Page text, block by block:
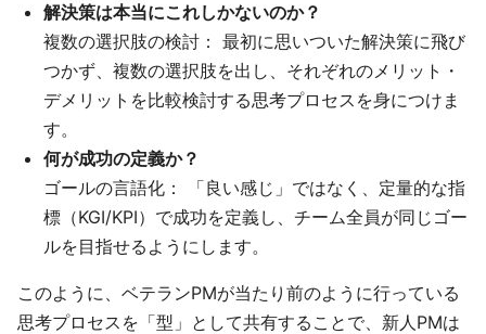
解決策は本当にこれしかないのか？
複数の選択肢の検討： 最初に思いついた解決策に飛び
つかず、複数の選択肢を出し、それぞれのメリット・
デメリットを比較検討する思考プロセスを身につけま
す。
何が成功の定義か？
ゴールの言語化： 「良い感じ」ではなく、定量的な指
標（KGI/KPI）で成功を定義し、チーム全員が同じゴー
ルを目指せるようにします。
このように、ベテランPMが当たり前のように行っている
思考プロセスを「型」として共有することで、新人PMは